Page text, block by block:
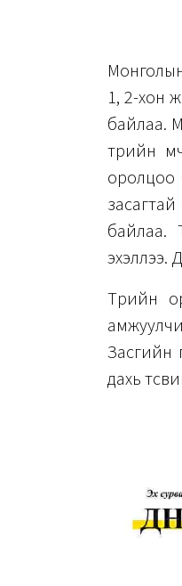
1, 2-хон
байлаа.
төрийн
оролцоо
засагтай
байлаа.
эхэллээ.
Төрийн
Засгийн
дахь